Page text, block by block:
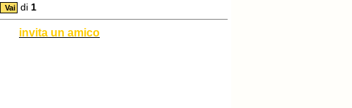
di 1
invita un amico